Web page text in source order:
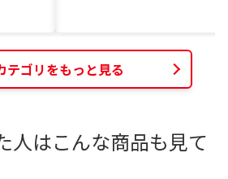
テゴリをもっと見る
人はこんな商品も見て